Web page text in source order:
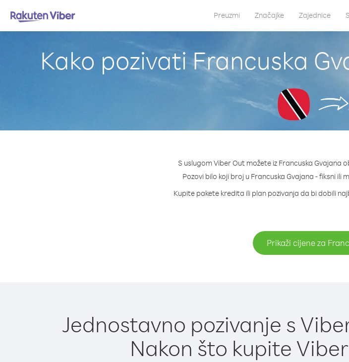
Preuzmi Značajke Zajednice
Kako pozivati Francuska
S uslugom Viber Out možete iz Francuska Gvajana
Pozovi bilo koji broj u Francuska Gvajana - fiksni ili
Kupite pakete kredita ili plan pozivanja da bi dobili
Prikaži cijene za
Jednostavno pozivanje s
Nakon što kupite